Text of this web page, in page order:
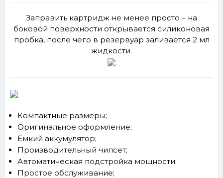
Заправить картридж не менее просто – на
боковой поверхности открывается силиконовая
пробка, после чего в резервуар заливается 2 мл
жидкости.
Компактные размеры;
Оригинальное оформление;
Емкий аккумулятор;
Производительный чипсет;
Автоматическая подстройка мощности;
Простое обслуживание;